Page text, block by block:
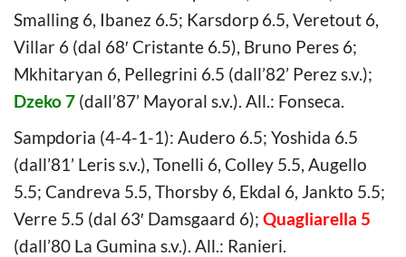
Smalling 6, Ibanez 6.5; Karsdorp 6.5, Veretout 6,
Villar 6 (dal 68′ Cristante 6.5), Bruno Peres 6;
Mkhitaryan 6, Pellegrini 6.5 (dall’82’ Perez s.v.);
Dzeko 7 (dall’87’ Mayoral s.v.). All.: Fonseca.
Sampdoria (4-4-1-1): Audero 6.5; Yoshida 6.5
(dall’81’ Leris s.v.), Tonelli 6, Colley 5.5, Augello
5.5; Candreva 5.5, Thorsby 6, Ekdal 6, Jankto 5.5;
Verre 5.5 (dal 63′ Damsgaard 6); Quagliarella 5
(dall’80 La Gumina s.v.). All.: Ranieri.